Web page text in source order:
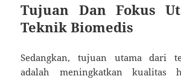
Tujuan Dan Fokus
Teknik Biomedis
Sedangkan, tujuan utama dari
adalah meningkatkan kualitas